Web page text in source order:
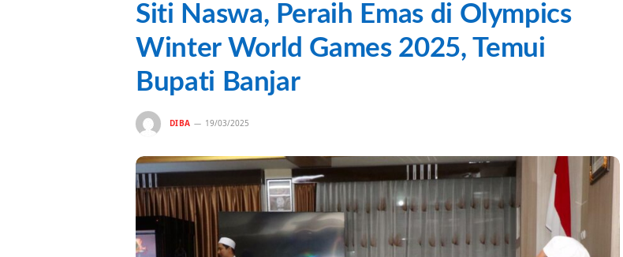
Siti Naswa, Peraih Emas di Olympics
Winter World Games 2025, Temui
Bupati Banjar
DIBA 19/03/2025